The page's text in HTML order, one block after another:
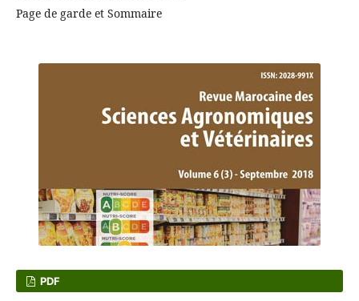
Page de garde et Sommaire
PDF